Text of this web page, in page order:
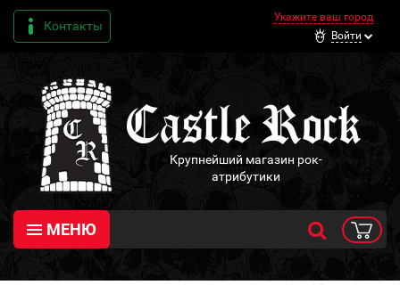
Контакты
Укажите ваш город
Войти
Крупнейший магазин рок-
атрибутики
МЕНЮ